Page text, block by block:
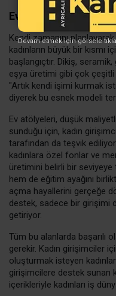
Evde Atölye Kurarak
Kendi zamanını
kadınların büyük bir
başlangıçtır. Dikiş,
eşya üretimi gibi çok çeşitli
"Artık kendi işimi kurmak
diyerek bu esnek modeli
Ev atölyeleri, düşük
sunduğu için, kadın
tarafından da teşvik
kadınlara özel fonlar ve
üretimini belirli bir seviyeye
hem de eğitim ayağını
açma hayallerini gerçeğe
destek, sadece bir girişimi
getiriyor.
Tüm bu alanlarda başarılı
gerekir. Kadın girişimciler
oluşturmak isteyen
girişimcilere destek sunan
içerikleriyle kadınları iş
Devam etmek için görsele